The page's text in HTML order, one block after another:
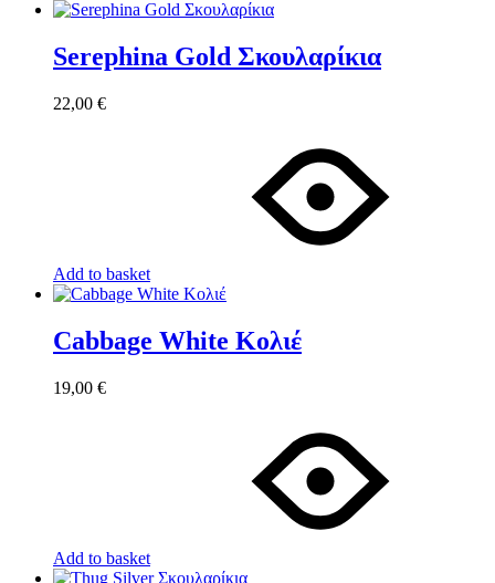
Serephina Gold Σκουλαρίκια
22,00 €
Add to basket
Cabbage White Κολιέ
19,00 €
Add to basket